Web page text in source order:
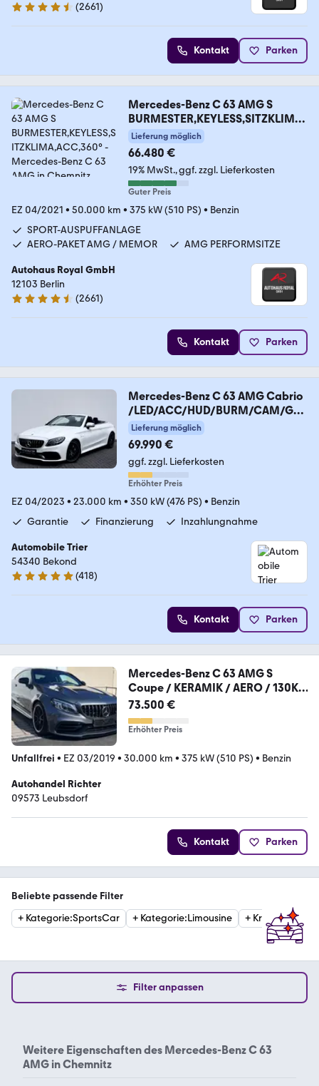
4.6 Sterne
(2661)
Kontakt Parken
Mercedes-Benz C 63 AMG S
BURMESTER,KEYLESS,SITZKLIMA,
ACC,360°
Lieferung möglich
66.480 €
19% MwSt. ggf. zzgl. Lieferkosten
Guter Preis
EZ 04/2021 • 50.000 km • 375 kW (510 PS) • Benzin
SPORT-AUSPUFFANLAGE
AERO-PAKET AMG / MEMOR
AMG PERFORMSITZE
Autohaus Royal GmbH
12103 Berlin
4.6 Sterne
(2661)
Kontakt Parken
Mercedes-Benz C 63 AMG Cabrio
/LED/ACC/HUD/BURM/CAM/GAR
ANTIE/
Lieferung möglich
69.990 €
ggf. zzgl. Lieferkosten
Erhöhter Preis
EZ 04/2023 • 23.000 km • 350 kW (476 PS) • Benzin
Garantie
Finanzierung Inzahlungnahme
Automobile Trier
54340 Bekond
4.9 Sterne
(418)
Kontakt Parken
Mercedes-Benz C 63 AMG S
Coupe / KERAMIK / AERO / 130K
NP
73.500 €
Erhöhter Preis
Unfallfrei • EZ 03/2019 • 30.000 km • 375 kW (510 PS) • Benzin
Autohandel Richter
09573 Leubsdorf
Kontakt Parken
Beliebte passende Filter
+ Kategorie:SportsCar + Kategorie:Limousine + Kraftstoffart
Filter anpassen
Weitere Eigenschaften des Mercedes-Benz C 63
AMG in Chemnitz